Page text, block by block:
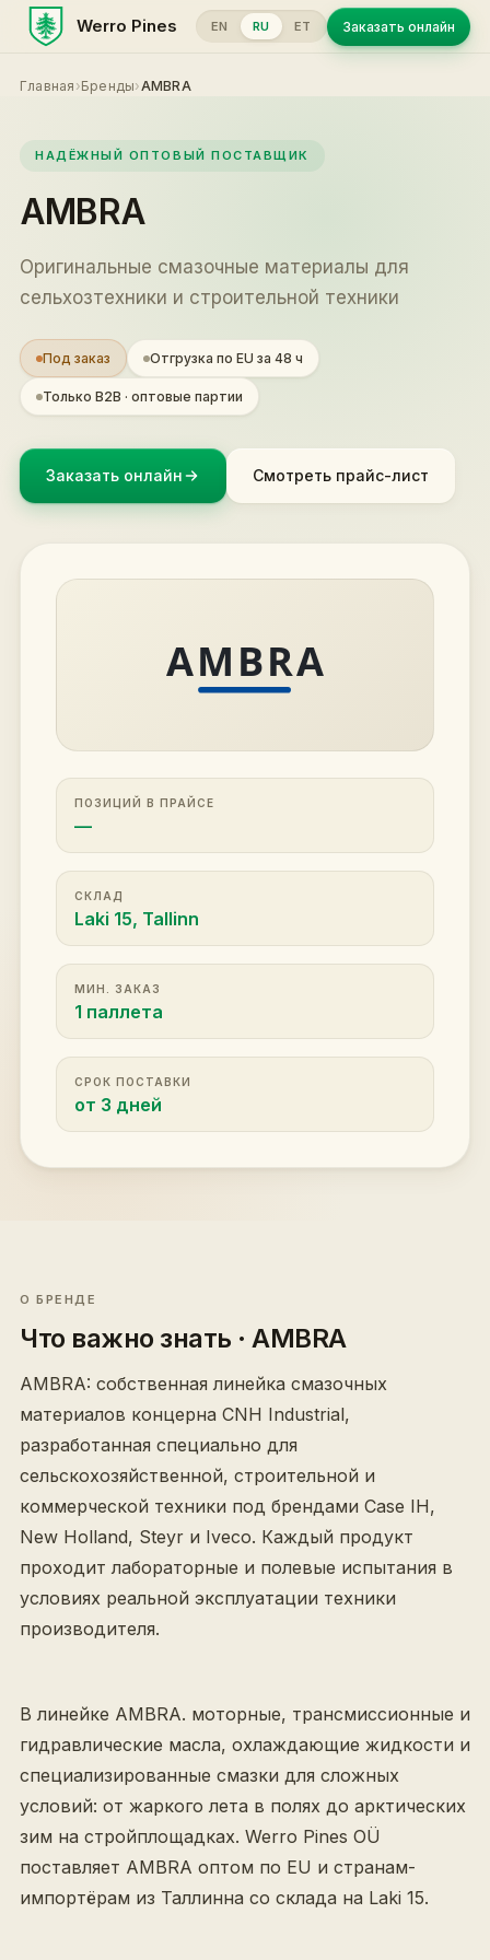
Werro Pines EN RU ET Заказать онлайн
Главная ›Бренды›AMBRA
НАДЁЖНЫЙ ОПТОВЫЙ ПОСТАВЩИК
AMBRA
Оригинальные смазочные материалы для
сельхозтехники и строительной техники
Под заказ Отгрузка по EU за 48 ч
Только B2B · оптовые партии
Заказать онлайн Смотреть прайс-лист
ПОЗИЦИЙ В ПРАЙСЕ
—
СКЛАД
Laki 15, Tallinn
МИН. ЗАКАЗ
1 паллета
СРОК ПОСТАВКИ
от 3 дней
О БРЕНДЕ
Что важно знать · AMBRA
AMBRA: собственная линейка смазочных
материалов концерна CNH Industrial,
разработанная специально для
сельскохозяйственной, строительной и
коммерческой техники под брендами Case IH,
New Holland, Steyr и Iveco. Каждый продукт
проходит лабораторные и полевые испытания в
условиях реальной эксплуатации техники
производителя.
В линейке AMBRA. моторные, трансмиссионные и
гидравлические масла, охлаждающие жидкости и
специализированные смазки для сложных
условий: от жаркого лета в полях до арктических
зим на стройплощадках. Werro Pines OÜ
поставляет AMBRA оптом по EU и странам-
импортёрам из Таллинна со склада на Laki 15.